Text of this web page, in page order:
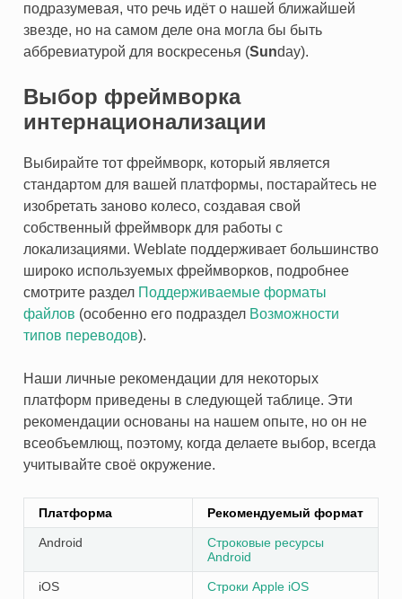
подразумевая, что речь идёт о нашей ближайшей
звезде, но на самом деле она могла бы быть
аббревиатурой для воскресенья (Sunday).
Выбор фреймворка
интернационализации
Выбирайте тот фреймворк, который является
стандартом для вашей платформы, постарайтесь не
изобретать заново колесо, создавая свой
собственный фреймворк для работы с
локализациями. Weblate поддерживает большинство
широко используемых фреймворков, подробнее
смотрите раздел Поддерживаемые форматы
файлов (особенно его подраздел Возможности
типов переводов).
Наши личные рекомендации для некоторых
платформ приведены в следующей таблице. Эти
рекомендации основаны на нашем опыте, но он не
всеобъемлющ, поэтому, когда делаете выбор, всегда
учитывайте своё окружение.
Платформа Рекомендуемый формат
Android
Строковые ресурсы
Android
iOS Строки Apple iOS